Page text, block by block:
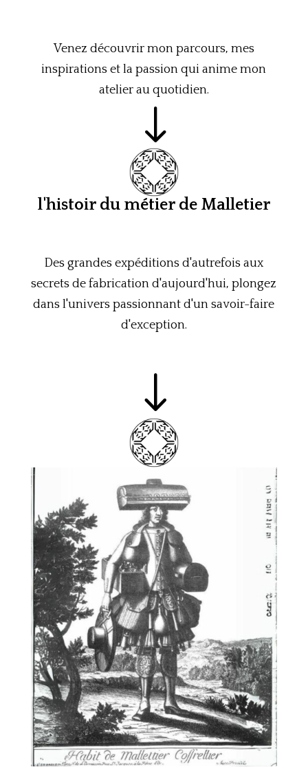
Venez découvrir mon parcours, mes
inspirations et la passion qui anime mon
atelier au quotidien.
"
l'histoir du métier de Malletier
Des grandes expéditions d'autrefois aux
secrets de fabrication d'aujourd'hui, plongez
dans l'univers passionnant d'un savoir-faire
d'exception.
"